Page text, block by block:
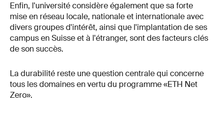
Enfin, l'université considère également que sa forte
mise en réseau locale, nationale et internationale avec
divers groupes d'intérêt, ainsi que l'implantation de ses
campus en Suisse et à l'étranger, sont des facteurs clés
de son succès.
La durabilité reste une question centrale qui concerne
tous les domaines en vertu du programme «ETH Net
Zero».